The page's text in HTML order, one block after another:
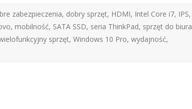
zabezpieczenia, dobry sprzęt, HDMI, Intel Core i7, IPS,
, mobilność, SATA SSD, seria ThinkPad, sprzęt do biura
sprzęt, Windows 10 Pro, wydajność,